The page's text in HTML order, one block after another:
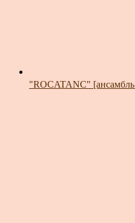
"ROCATANC"